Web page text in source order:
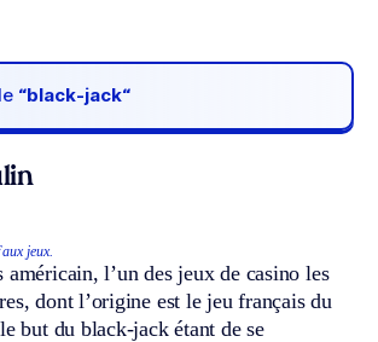
“black-jack“
jeux.
américain, l’un des jeux de casino les
dont l’origine est le jeu français du
but du black-jack étant de se